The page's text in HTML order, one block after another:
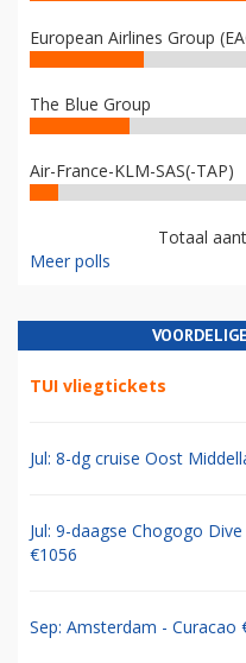
European Airlines Group
The Blue Group
Air-France-KLM-SAS(-TAP)
Totaal
Meer polls
TUI vliegtickets
Jul: 8-dg cruise Oost
Jul: 9-daagse Chogogo
€1056
Sep: Amsterdam - Curacao